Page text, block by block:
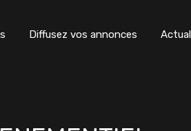
Diffusez vos annonces